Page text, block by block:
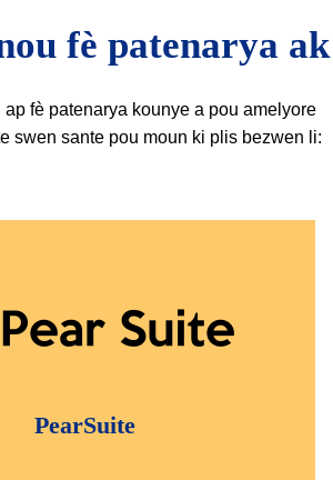
fè patenarya ak
fè patenarya kounye a pou amelyore
swen sante pou moun ki plis bezwen li:
PearSuite